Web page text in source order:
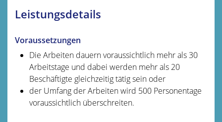
Leistungsdetails
Voraussetzungen
Die Arbeiten dauern voraussichtlich mehr als 30
Arbeitstage und dabei werden mehr als 20
Beschäftigte gleichzeitig tätig sein oder
der Umfang der Arbeiten wird 500 Personentage
voraussichtlich überschreiten.